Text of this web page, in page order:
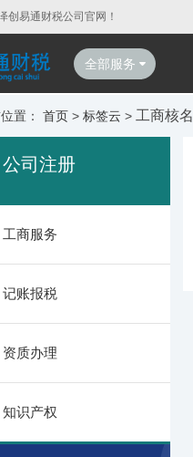
创易通财税公司官网！
全部服务
置： 首页 > 标签云 > 工商核名
公司注册
工商服务
记账报税
资质办理
知识产权